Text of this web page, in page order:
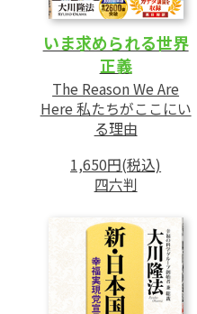
いま求められる世界
正義
The Reason We Are
Here 私たちがここにい
る理由
1,650円(税込)
四六判